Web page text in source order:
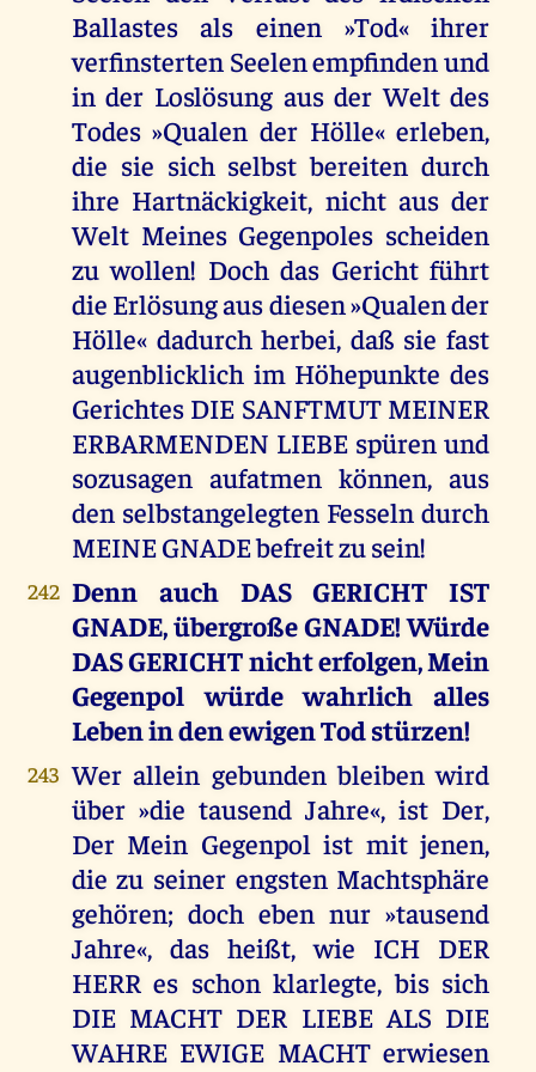
Ballastes als einen »Tod« ihrer
verfinsterten Seelen empfinden und
in der Loslösung aus der Welt des
Todes »Qualen der Hölle« erleben,
die sie sich selbst bereiten durch
ihre Hartnäckigkeit, nicht aus der
Welt Meines Gegenpoles scheiden
zu wollen! Doch das Gericht führt
die Erlösung aus diesen »Qualen der
Hölle« dadurch herbei, daß sie fast
augenblicklich im Höhepunkte des
Gerichtes DIE SANFTMUT MEINER
ERBARMENDEN LIEBE spüren und
sozusagen aufatmen können, aus
den selbstangelegten Fesseln durch
MEINE GNADE befreit zu sein!
242 Denn auch DAS GERICHT IST
GNADE, übergroße GNADE! Würde
DAS GERICHT nicht erfolgen, Mein
Gegenpol würde wahrlich alles
Leben in den ewigen Tod stürzen!
243 Wer allein gebunden bleiben wird
über »die tausend Jahre«, ist Der,
Der Mein Gegenpol ist mit jenen,
die zu seiner engsten Machtsphäre
gehören; doch eben nur »tausend
Jahre«, das heißt, wie ICH DER
HERR es schon klarlegte, bis sich
DIE MACHT DER LIEBE ALS DIE
WAHRE EWIGE MACHT erwiesen